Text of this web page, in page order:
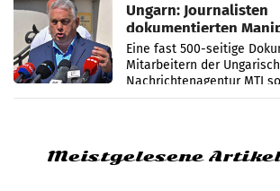
Ungarn: Journalisten
dokumentierten
Zensur
Eine fast 500-seitige
Mitarbeitern der
Nachrichtenagentur MTI
systematische
Meistgelesene